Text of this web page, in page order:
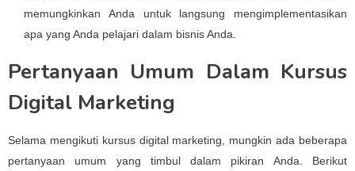
memungkinkan Anda untuk langsung mengimplementasikan
apa yang Anda pelajari dalam bisnis Anda.
Pertanyaan Umum Dalam Kursus
Digital Marketing
Selama mengikuti kursus digital marketing, mungkin ada beberapa
pertanyaan umum yang timbul dalam pikiran Anda. Berikut